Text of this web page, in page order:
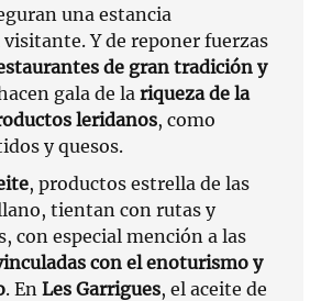
una estancia
Y de reponer fuerzas
de gran tradición y
gala de la riqueza de la
leridanos, como
y quesos.
, productos estrella de las
tientan con rutas y
con especial mención a las
con el enoturismo y
. En Les Garrigues, el aceite de